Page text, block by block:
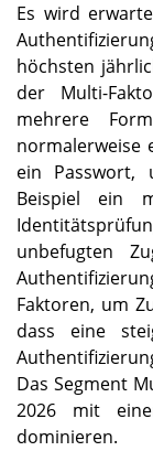
Es wird
höchsten
der Multi-
mehrere
normalerweise
ein Passwort,
Beispiel ein
unbefugten
Faktoren, um
dass eine
Das Segment
2026 mit
dominieren.